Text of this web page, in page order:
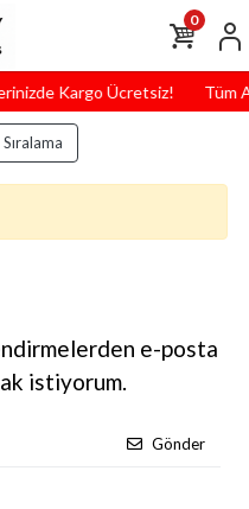
Kargo Ücretsiz! Tüm
0
Sıralama
e-posta
istiyorum.
Gönder